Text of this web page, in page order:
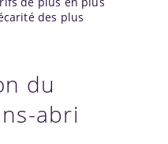
des plus
du
abri